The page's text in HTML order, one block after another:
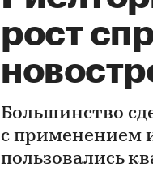
рост
Большинство
с применением
пользовались